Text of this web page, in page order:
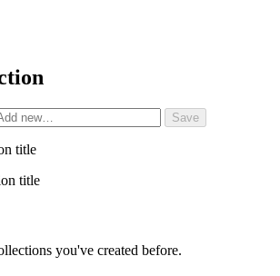
title
title
you've created before.